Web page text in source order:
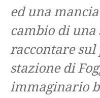
ed una
cambio di una
raccontare sul
stazione di
immaginario